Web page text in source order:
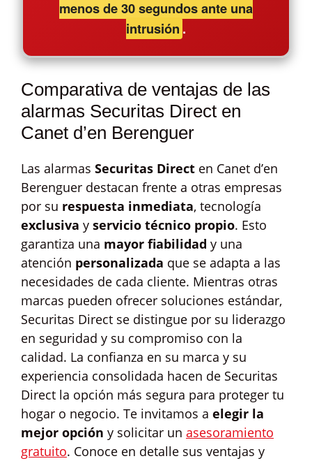
menos de 30 segundos ante una
intrusión .
Comparativa de ventajas de las
alarmas Securitas Direct en
Canet d’en Berenguer
Las alarmas Securitas Direct en Canet d’en
Berenguer destacan frente a otras empresas
por su respuesta inmediata, tecnología
exclusiva y servicio técnico propio. Esto
garantiza una mayor fiabilidad y una
atención personalizada que se adapta a las
necesidades de cada cliente. Mientras otras
marcas pueden ofrecer soluciones estándar,
Securitas Direct se distingue por su liderazgo
en seguridad y su compromiso con la
calidad. La confianza en su marca y su
experiencia consolidada hacen de Securitas
Direct la opción más segura para proteger tu
hogar o negocio. Te invitamos a elegir la
mejor opción y solicitar un asesoramiento
gratuito. Conoce en detalle sus ventajas y